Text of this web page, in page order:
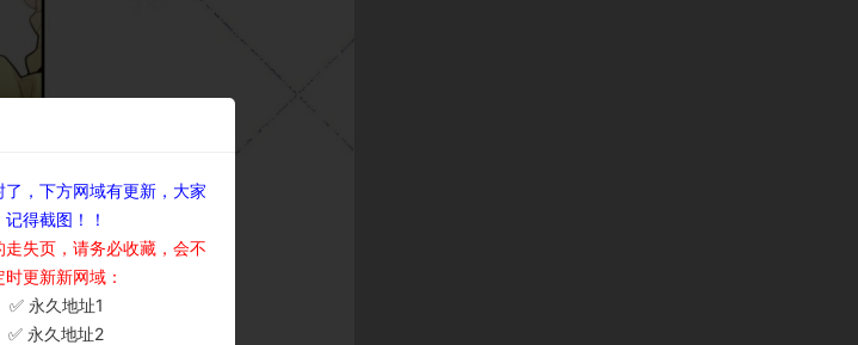
了，下方网域有更新，大家
记得截图！！
失页，请务必收藏，会不
时更新新网域：
✅ 永久地址1
✅ 永久地址2